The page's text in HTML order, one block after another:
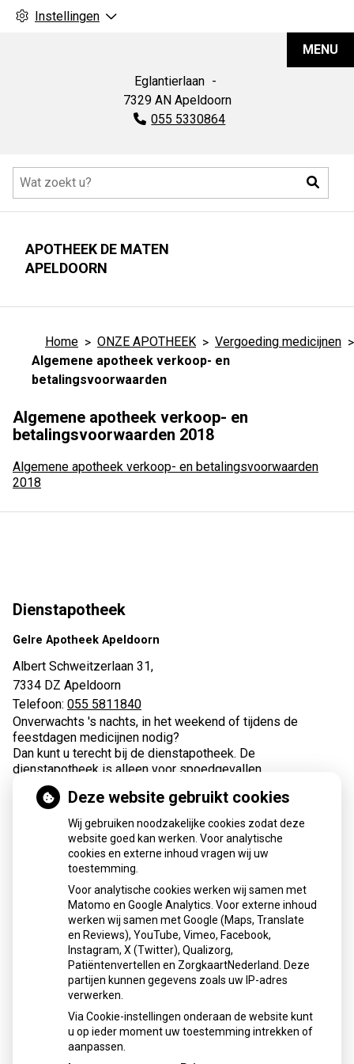
Instellingen
Eglantierlaan
7329 AN Apeldoorn
Tel:
055 5330864
MENU
APOTHEEK DE MATEN
APELDOORN
Home ONZE APOTHEEK
Vergoeding medicijnen
Algemene apotheek verkoop- en
betalingsvoorwaarden
Algemene apotheek verkoop- en
betalingsvoorwaarden 2018
Algemene apotheek verkoop- en betalingsvoorwaarden
2018
Dienstapotheek
Gelre Apotheek Apeldoorn
Albert Schweitzerlaan 31,
7334 DZ Apeldoorn
Telefoon: 055 5811840
Onverwachts 's nachts, in het weekend of tijdens de
feestdagen medicijnen nodig?
Dan kunt u terecht bij de dienstapotheek. De
dienstapotheek is alleen voor spoedgevallen.
Apotheek de Maten
E-mail adres:info@apotheekdematen.nl
WhatsApp (alleen berichten): 06-30783677
055 5330864
KvK: 8067786
Btw-nummer: NL804351016B01
Deze website gebruikt cookies
Wij gebruiken noodzakelijke cookies zodat deze
website goed kan werken. Voor analytische
cookies en externe inhoud vragen wij uw
toestemming.
Voor analytische cookies werken wij samen met
Matomo en Google Analytics. Voor externe inhoud
werken wij samen met Google (Maps, Translate
en Reviews), YouTube, Vimeo, Facebook,
Instagram, X (Twitter), Qualizorg,
Patiëntenvertellen en ZorgkaartNederland. Deze
partijen kunnen gegevens zoals uw IP-adres
verwerken.
Via Cookie-instellingen onderaan de website kunt
u op ieder moment uw toestemming intrekken of
aanpassen.